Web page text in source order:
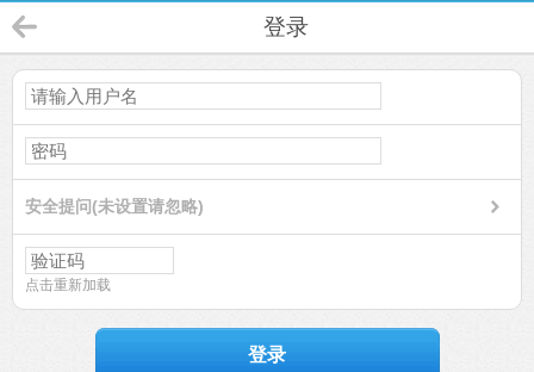
登录
安全提问(未设置请忽略)
点击重新加载
登录